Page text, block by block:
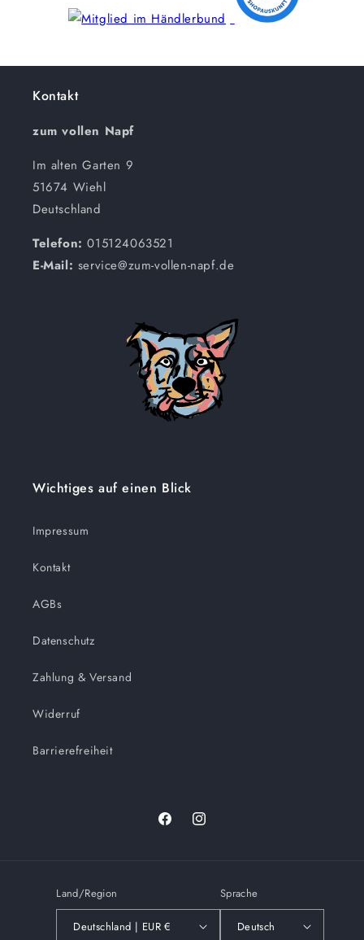
Kontakt
zum vollen Napf
Im alten Garten 9
51674 Wiehl
Deutschland
Telefon:015124063521
E-Mail: service@zum-vollen-napf.de
Wichtiges auf einen Blick
Impressum
Kontakt
AGBs
Datenschutz
Zahlung & Versand
Widerruf
Barrierefreiheit
FacebookInstagram
Land/Region
Deutschland | EUR €
Sprache
Deutsch